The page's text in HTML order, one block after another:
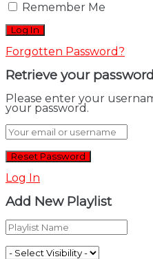
Remember Me
Forgotten Password?
Retrieve your password
Please enter your
your password.
Log In
Add New Playlist